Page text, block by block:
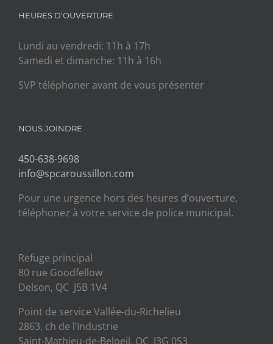
HEURES D’OUVERTURE
Lundi au vendredi: 11h à 17h
Samedi et dimanche: 11h à 16h
SVP téléphoner avant de vous présenter
NOUS JOINDRE
450-638-9698
info@spcaroussillon.com
Pour une urgence hors des heures d’ouverture,
téléphonez à votre service de police municipal.
Refuge principal
80 rue Goodfellow
Delson, QC J5B 1V4
Point de service Vallée-du-Richelieu
2863, ch de l’Industrie
Saint-Mathieu-de-Beloeil, QC J3G 0S3